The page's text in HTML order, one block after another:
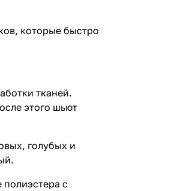
которые быстро
тканей.
этого шьют
голубых и
полиэстера с